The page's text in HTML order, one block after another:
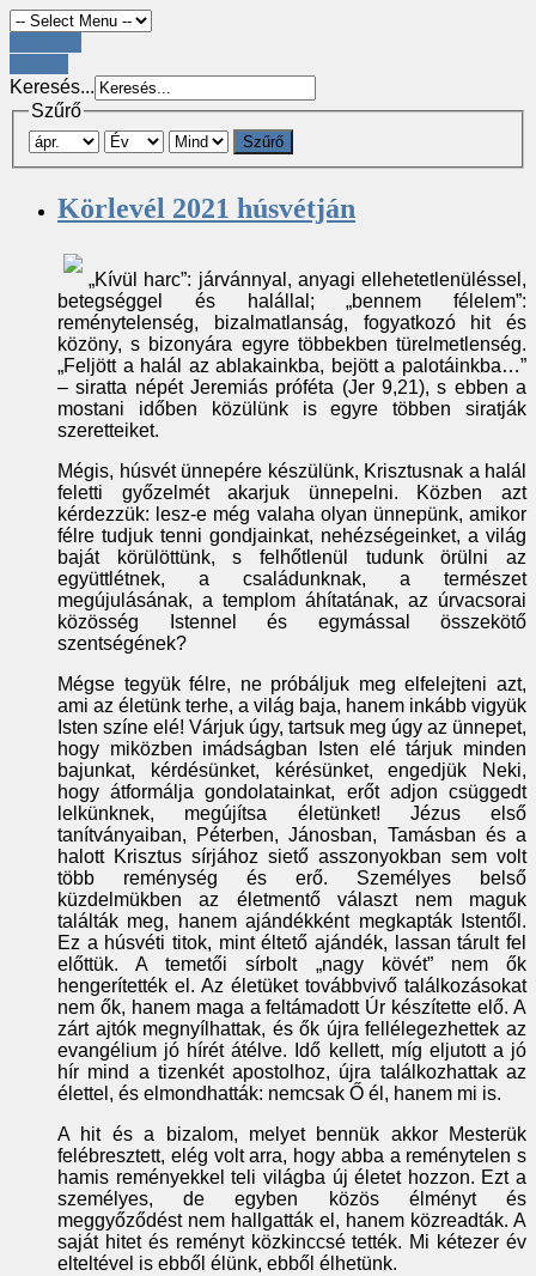
Keresés...
Szűrő
Szűrő
Körlevél 2021 húsvétján
„Kívül harc”: járvánnyal, anyagi ellehetetlenüléssel,
betegséggel és halállal; „bennem félelem”:
reménytelenség, bizalmatlanság, fogyatkozó hit és
közöny, s bizonyára egyre többekben türelmetlenség.
„Feljött a halál az ablakainkba, bejött a palotáinkba…”
– siratta népét Jeremiás próféta (Jer 9,21), s ebben a
mostani időben közülünk is egyre többen siratják
szeretteiket.
Mégis, húsvét ünnepére készülünk, Krisztusnak a halál
feletti győzelmét akarjuk ünnepelni. Közben azt
kérdezzük: lesz-e még valaha olyan ünnepünk, amikor
félre tudjuk tenni gondjainkat, nehézségeinket, a világ
baját körülöttünk, s felhőtlenül tudunk örülni az
együttlétnek, a családunknak, a természet
megújulásának, a templom áhítatának, az úrvacsorai
közösség Istennel és egymással összekötő
szentségének?
Mégse tegyük félre, ne próbáljuk meg elfelejteni azt,
ami az életünk terhe, a világ baja, hanem inkább vigyük
Isten színe elé! Várjuk úgy, tartsuk meg úgy az ünnepet,
hogy miközben imádságban Isten elé tárjuk minden
bajunkat, kérdésünket, kérésünket, engedjük Neki,
hogy átformálja gondolatainkat, erőt adjon csüggedt
lelkünknek, megújítsa életünket! Jézus első
tanítványaiban, Péterben, Jánosban, Tamásban és a
halott Krisztus sírjához siető asszonyokban sem volt
több reménység és erő. Személyes belső
küzdelmükben az életmentő választ nem maguk
találták meg, hanem ajándékként megkapták Istentől.
Ez a húsvéti titok, mint éltető ajándék, lassan tárult fel
előttük. A temetői sírbolt „nagy kövét” nem ők
hengerítették el. Az életüket továbbvivő találkozásokat
nem ők, hanem maga a feltámadott Úr készítette elő. A
zárt ajtók megnyílhattak, és ők újra fellélegezhettek az
evangélium jó hírét átélve. Idő kellett, míg eljutott a jó
hír mind a tizenkét apostolhoz, újra találkozhattak az
élettel, és elmondhatták: nemcsak Ő él, hanem mi is.
A hit és a bizalom, melyet bennük akkor Mesterük
felébresztett, elég volt arra, hogy abba a reménytelen s
hamis reményekkel teli világba új életet hozzon. Ezt a
személyes, de egyben közös élményt és
meggyőződést nem hallgatták el, hanem közreadták. A
saját hitet és reményt közkinccsé tették. Mi kétezer év
elteltével is ebből élünk, ebből élhetünk.